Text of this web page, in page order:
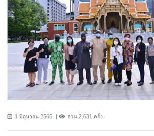
1 มิถุนายน 2565 อ่าน 2,631 ครั้ง